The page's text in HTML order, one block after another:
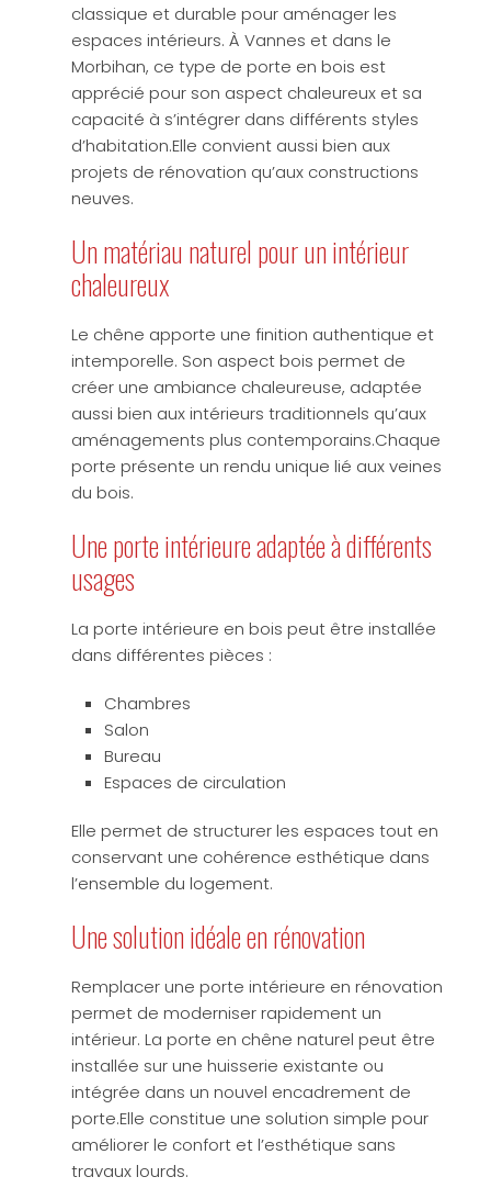
classique et durable pour aménager les
espaces intérieurs. À Vannes et dans le
Morbihan, ce type de porte en bois est
apprécié pour son aspect chaleureux et sa
capacité à s’intégrer dans différents styles
d’habitation.Elle convient aussi bien aux
projets de rénovation qu’aux constructions
neuves.
Un matériau naturel pour un intérieur
chaleureux
Le chêne apporte une finition authentique et
intemporelle. Son aspect bois permet de
créer une ambiance chaleureuse, adaptée
aussi bien aux intérieurs traditionnels qu’aux
aménagements plus contemporains.Chaque
porte présente un rendu unique lié aux veines
du bois.
Une porte intérieure adaptée à différents
usages
La porte intérieure en bois peut être installée
dans différentes pièces :
Chambres
Salon
Bureau
Espaces de circulation
Elle permet de structurer les espaces tout en
conservant une cohérence esthétique dans
l’ensemble du logement.
Une solution idéale en rénovation
Remplacer une porte intérieure en rénovation
permet de moderniser rapidement un
intérieur. La porte en chêne naturel peut être
installée sur une huisserie existante ou
intégrée dans un nouvel encadrement de
porte.Elle constitue une solution simple pour
améliorer le confort et l’esthétique sans
travaux lourds.